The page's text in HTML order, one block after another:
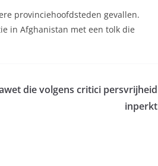
provinciehoofdsteden gevallen.
in Afghanistan met een tolk die
die volgens critici persvrijheid
inperkt